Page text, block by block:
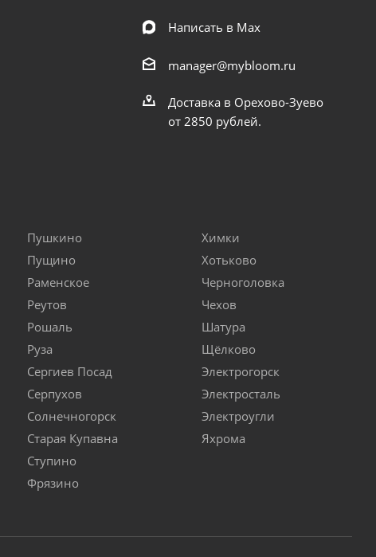
Написать в Мах
manager@mybloom.ru
Доставка в Орехово-Зуево
от 2850 рублей.
Пушкино
Пущино
Раменское
Реутов
Рошаль
Руза
Сергиев Посад
Серпухов
Солнечногорск
Старая Купавна
Ступино
Фрязино
Химки
Хотьково
Черноголовка
Чехов
Шатура
Щёлково
Электрогорск
Электросталь
Электроугли
Яхрома